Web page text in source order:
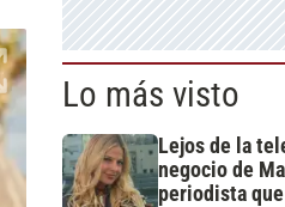
Lo más visto
Lejos de la
negocio de
periodista